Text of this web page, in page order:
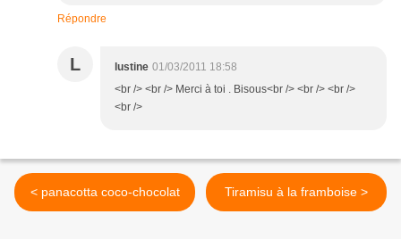
Répondre
L lustine 01/03/2011 18:58
<br /> <br /> Merci à toi . Bisous<br /> <br /> <br />
<br />
< panacotta coco-chocolat Tiramisu à la framboise >